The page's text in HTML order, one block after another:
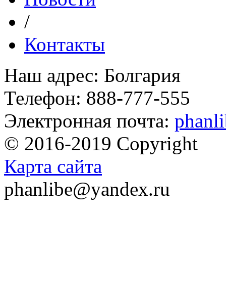
/
Контакты
Наш адрес: Болгария
Телефон: 888-777-555
Электронная почта:
© 2016-2019 Copyright
Карта сайта
phanlibe@yandex.ru